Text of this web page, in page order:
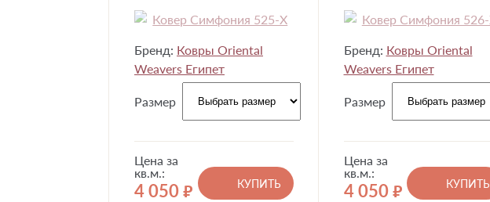
Бренд: Ковры Oriental
Weavers Египет
Размер
Цена за
кв.м.:
4 050 руб.
КУПИТЬ
Бренд: Ковры Oriental
Weavers Египет
Размер
Цена за
кв.м.:
4 050 руб.
КУПИТЬ